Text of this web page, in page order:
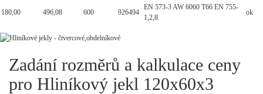
180,00 496,08 600 926494
EN 573-3 AW 6060 T66 EN 755-
1,2,8
ok
Zadání rozměrů a kalkulace ceny
pro Hliníkový jekl 120x60x3